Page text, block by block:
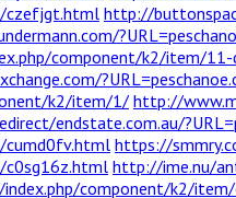
czefjgt.html http://
component/k2/item/
k2/item/1/http://
endstate.com.au/
cumd0fv.html https://
c0sg16z.html http://ime.nu/
index.php/component/k2/